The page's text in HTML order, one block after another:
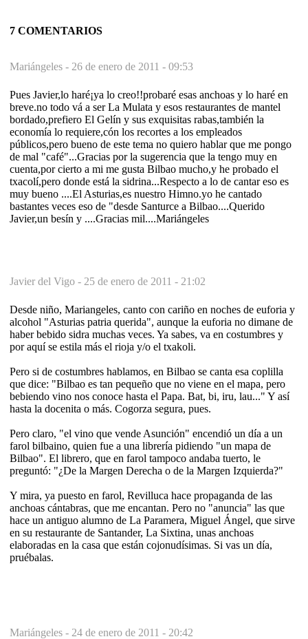
7 COMENTARIOS
Mariángeles - 26 de enero de 2011 - 09:53
Pues Javier,lo haré¡ya lo creo!!probaré esas anchoas y lo haré en
breve.no todo vá a ser La Mulata y esos restaurantes de mantel
bordado,prefiero El Gelín y sus exquisitas rabas,también la
economía lo requiere,cón los recortes a los empleados
públicos,pero bueno de este tema no quiero hablar que me pongo
de mal "café"...Gracias por la sugerencia que la tengo muy en
cuenta,por cierto a mi me gusta Bilbao mucho,y he probado el
txacolí,pero donde está la sidrina...Respecto a lo de cantar eso es
muy bueno ....El Asturias,es nuestro Himno.yo he cantado
bastantes veces eso de "desde Santurce a Bilbao....Querido
Javier,un besín y ....Gracias mil....Mariángeles
Javier del Vigo - 25 de enero de 2011 - 21:02
Desde niño, Mariangeles, canto con cariño en noches de euforia y
alcohol "Asturias patria querida", aunque la euforia no dimane de
haber bebido sidra muchas veces. Ya sabes, va en costumbres y
por aquí se estila más el rioja y/o el txakoli.
Pero si de costumbres hablamos, en Bilbao se canta esa coplilla
que dice: "Bilbao es tan pequeño que no viene en el mapa, pero
bebiendo vino nos conoce hasta el Papa. Bat, bi, iru, lau..." Y así
hasta la docenita o más. Cogorza segura, pues.
Pero claro, "el vino que vende Asunción" encendió un día a un
farol bilbaino, quien fue a una librería pidiendo "un mapa de
Bilbao". El librero, que en farol tampoco andaba tuerto, le
preguntó: "¿De la Margen Derecha o de la Margen Izquierda?"
Y mira, ya puesto en farol, Revilluca hace propaganda de las
anchoas cántabras, que me encantan. Pero no "anuncia" las que
hace un antiguo alumno de La Paramera, Miguel Ángel, que sirve
en su restaurante de Santander, La Sixtina, unas anchoas
elaboradas en la casa que están cojonudísimas. Si vas un día,
pruébalas.
Mariángeles - 24 de enero de 2011 - 20:42